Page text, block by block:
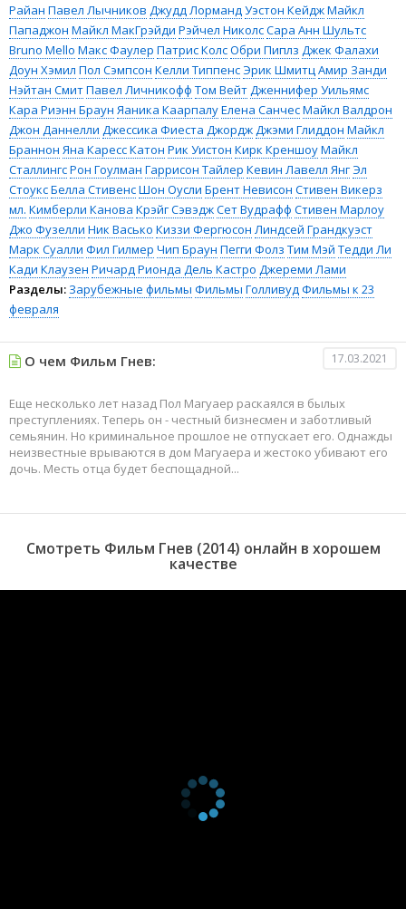
Райан Павел Лычников Джудд ЛормандУэстон КейджМайкл
Пападжон Майкл МакГрэйди Рэйчел НиколсСара Анн Шультс
Bruno Mello Макс Фаулер Патрис КолсОбри Пиплз Джек Фалахи
Доун Хэмил Пол Сэмпсон Келли ТиппенсЭрик ШмитцАмир Занди
Нэйтан СмитПавел Личникофф Том ВейтДженнифер Уильямс
Кара Риэнн Браун Яаника КаарпалуЕлена СанчесМайкл Валдрон
Джон Даннелли Джессика Фиеста ДжорджДжэми Глиддон Майкл
Браннон Яна Каресс Катон Рик Уистон Кирк КреншоуМайкл
СталлингсРон Гоулман Гаррисон Тайлер Кевин Лавелл ЯнгЭл
СтоуксБелла СтивенсШон Оусли Брент Невисон Стивен Викерз
мл. Кимберли Канова Крэйг СэвэджСет Вудрафф Стивен Марлоу
Джо Фузелли Ник Васько Киззи Фергюсон Линдсей Грандкуэст
Марк Суалли Фил Гилмер Чип Браун Пегги Фолз Тим Мэй Тедди Ли
Кади Клаузен Ричард Рионда Дель Кастро Джереми Лами
Разделы: Зарубежные фильмы Фильмы ГолливудФильмы к 23
февраля
О чем Фильм Гнев: 17.03.2021
Еще несколько лет назад Пол Магуаер раскаялся в былых
преступлениях. Теперь он - честный бизнесмен и заботливый
семьянин. Но криминальное прошлое не отпускает его. Однажды
неизвестные врываются в дом Магуаера и жестоко убивают его
дочь. Месть отца будет беспощадной...
Смотреть Фильм Гнев (2014) онлайн в хорошем
качестве